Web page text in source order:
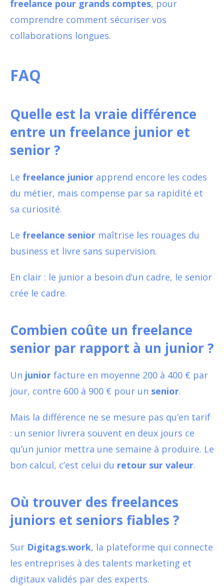
freelance pour grands comptes, pour
comprendre comment sécuriser vos
collaborations longues.
FAQ
Quelle est la vraie différence
entre un freelance junior et
senior ?
Le freelance junior apprend encore les codes
du métier, mais compense par sa rapidité et
sa curiosité.
Le freelance senior maîtrise les rouages du
business et livre sans supervision.
En clair : le junior a besoin d’un cadre, le senior
crée le cadre.
Combien coûte un freelance
senior par rapport à un junior ?
Un junior facture en moyenne 200 à 400 € par
jour, contre 600 à 900 € pour un senior.
Mais la différence ne se mesure pas qu’en tarif
: un senior livrera souvent en deux jours ce
qu’un junior mettra une semaine à produire. Le
bon calcul, c’est celui du retour sur valeur.
Où trouver des freelances
juniors et seniors fiables ?
Sur Digitags.work, la plateforme qui connecte
les entreprises à des talents marketing et
digitaux validés par des experts.